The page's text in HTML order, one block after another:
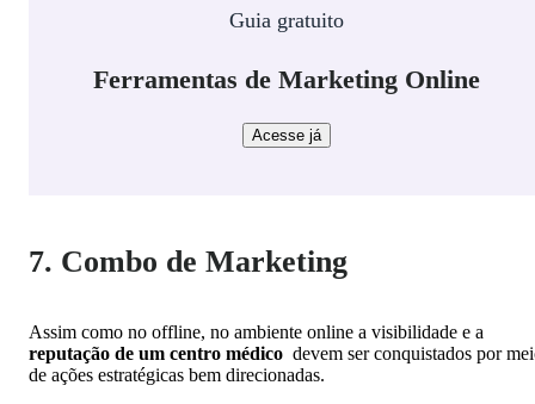
Guia gratuito
Ferramentas de Marketing Online
Acesse já
7. Combo de Marketing
Assim como no offline, no ambiente online a visibilidade e a
reputação de um centro médico devem ser conquistados por
de ações estratégicas bem direcionadas.